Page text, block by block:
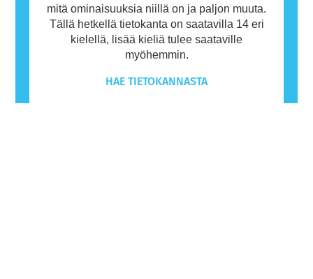
mitä ominaisuuksia niillä on ja paljon muuta.
Tällä hetkellä tietokanta on saatavilla 14 eri
kielellä, lisää kieliä tulee saataville
myöhemmin.
HAE TIETOKANNASTA